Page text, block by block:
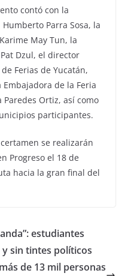
contó con la
Parra Sosa, la
May Tun, la
Dzul, el director
Ferias de Yucatán,
de la Feria
Paredes Ortiz, así como
participantes.
se realizarán
Progreso el 18 de
hacia la gran final del
estudiantes
sin tintes políticos
de 13 mil personas